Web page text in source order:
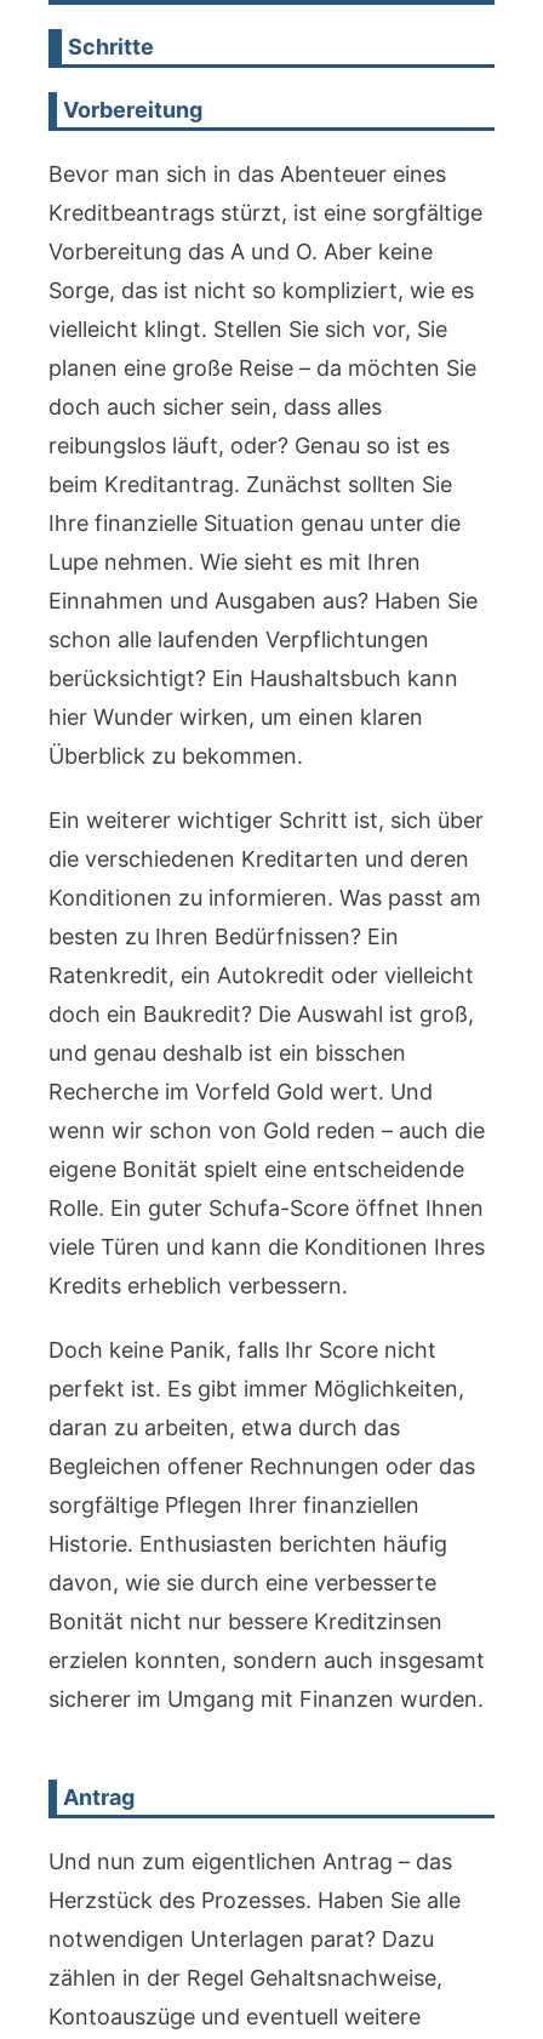
Schritte
Vorbereitung
Bevor man sich in das Abenteuer eines
Kreditbeantrags stürzt, ist eine sorgfältige
Vorbereitung das A und O. Aber keine
Sorge, das ist nicht so kompliziert, wie es
vielleicht klingt. Stellen Sie sich vor, Sie
planen eine große Reise – da möchten Sie
doch auch sicher sein, dass alles
reibungslos läuft, oder? Genau so ist es
beim Kreditantrag. Zunächst sollten Sie
Ihre finanzielle Situation genau unter die
Lupe nehmen. Wie sieht es mit Ihren
Einnahmen und Ausgaben aus? Haben Sie
schon alle laufenden Verpflichtungen
berücksichtigt? Ein Haushaltsbuch kann
hier Wunder wirken, um einen klaren
Überblick zu bekommen.
Ein weiterer wichtiger Schritt ist, sich über
die verschiedenen Kreditarten und deren
Konditionen zu informieren. Was passt am
besten zu Ihren Bedürfnissen? Ein
Ratenkredit, ein Autokredit oder vielleicht
doch ein Baukredit? Die Auswahl ist groß,
und genau deshalb ist ein bisschen
Recherche im Vorfeld Gold wert. Und
wenn wir schon von Gold reden – auch die
eigene Bonität spielt eine entscheidende
Rolle. Ein guter Schufa-Score öffnet Ihnen
viele Türen und kann die Konditionen Ihres
Kredits erheblich verbessern.
Doch keine Panik, falls Ihr Score nicht
perfekt ist. Es gibt immer Möglichkeiten,
daran zu arbeiten, etwa durch das
Begleichen offener Rechnungen oder das
sorgfältige Pflegen Ihrer finanziellen
Historie. Enthusiasten berichten häufig
davon, wie sie durch eine verbesserte
Bonität nicht nur bessere Kreditzinsen
erzielen konnten, sondern auch insgesamt
sicherer im Umgang mit Finanzen wurden.
Antrag
Und nun zum eigentlichen Antrag – das
Herzstück des Prozesses. Haben Sie alle
notwendigen Unterlagen parat? Dazu
zählen in der Regel Gehaltsnachweise,
Kontoauszüge und eventuell weitere